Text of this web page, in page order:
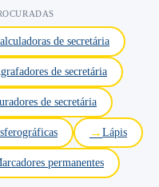
de secretária
de secretária
de secretária
Lápis
permanentes